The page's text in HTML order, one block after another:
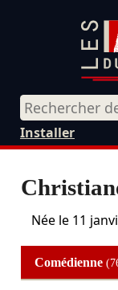
Installer
Née le 11
Comédienne